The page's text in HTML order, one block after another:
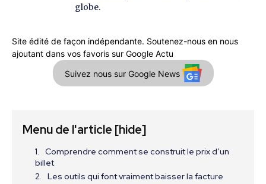
globe.
Site édité de façon indépendante. Soutenez-nous en nous
ajoutant dans vos favoris sur Google Actu
Suivez nous sur Google News
Menu de l'article [hide]
Comprendre comment se construit le prix d’un
billet
Les outils qui font vraiment baisser la facture